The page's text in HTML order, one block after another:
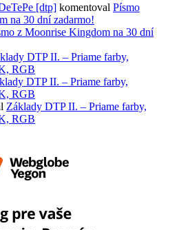
[dtp] komentoval Písmo
na 30 dní zadarmo!
z Moonrise Kingdom na 30 dní
DTP II. – Priame farby,
RGB
DTP II. – Priame farby,
RGB
Základy DTP II. – Priame farby,
RGB